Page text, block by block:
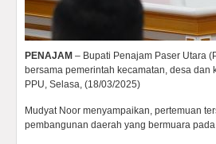
PENAJAM – Bupati Penajam Paser Utara
bersama pemerintah kecamatan, desa dan
PPU, Selasa, (18/03/2025)
Mudyat Noor menyampaikan, pertemuan
pembangunan daerah yang bermuara